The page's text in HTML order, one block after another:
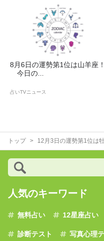
8月6日の運勢第1位は山羊座！
今日の...
占いTVニュース
トップ 12月3日の運勢第1位は
人気のキーワード
無料占い 12星座占い
診断テスト 写真心理